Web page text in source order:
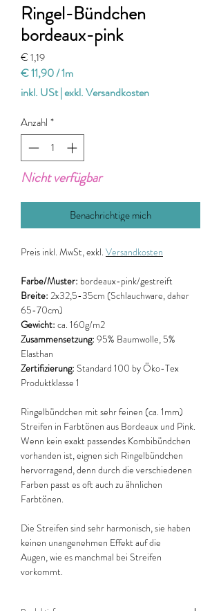
Ringel-Bündchen
bordeaux-pink
€ 1,19Preis
€ 11,90/1m
€ 11,90
pro
1
Meter
inkl. USt|exkl. Versandkosten
Anzahl *
Nicht verfügbar
Benachrichtige mich
Preis inkl. MwSt, exkl. Versandkosten
Farbe/Muster: bordeaux-pink/gestreift
Breite: 2x32,5-35cm (Schlauchware, daher
65-70cm)
Gewicht: ca. 160g/m2
Zusammensetzung: 95% Baumwolle, 5%
Elasthan
Zertifizierung: Standard 100 by Öko-Tex
Produktklasse 1
Ringelbündchen mit sehr feinen (ca. 1mm)
Streifen in Farbtönen aus Bordeaux und Pink.
Wenn kein exakt passendes Kombibündchen
vorhanden ist, eignen sich Ringelbündchen
hervorragend, denn durch die verschiedenen
Farben passt es oft auch zu ähnlichen
Farbtönen.
Die Streifen sind sehr harmonisch, sie haben
keinen unangenehmen Effekt auf die
Augen, wie es manchmal bei Streifen
vorkommt.